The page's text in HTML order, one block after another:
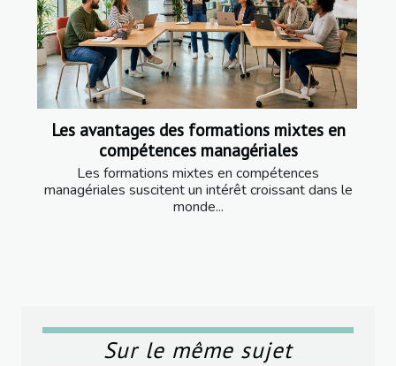
Les avantages des formations mixtes en
compétences managériales
Les formations mixtes en compétences
managériales suscitent un intérêt croissant dans le
monde...
Sur le même sujet